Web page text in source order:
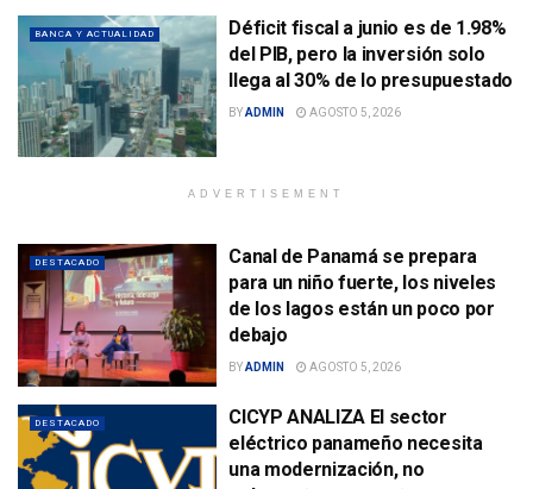
BANCA Y ACTUALIDAD
Déficit fiscal a junio es de 1.98%
del PIB, pero la inversión solo
llega al 30% de lo presupuestado
BYADMIN AGOSTO 5, 2026
ADVERTISEMENT
DESTACADO
Canal de Panamá se prepara
para un niño fuerte, los niveles
de los lagos están un poco por
debajo
BYADMIN AGOSTO 5, 2026
DESTACADO
CICYP ANALIZA El sector
eléctrico panameño necesita
una modernización, no